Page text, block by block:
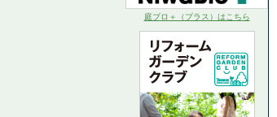
庭ブロ＋（プラス）はこちら